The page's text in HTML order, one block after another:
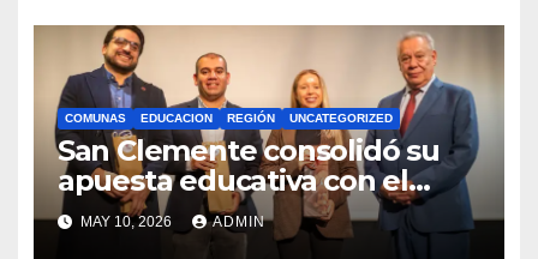
COMUNAS EDUCACION REGIÓN UNCATEGORIZED
San Clemente consolidó su
apuesta educativa con el
lanzamiento del
Preuniversitario Brotes 2026
MAY 10, 2026 ADMIN